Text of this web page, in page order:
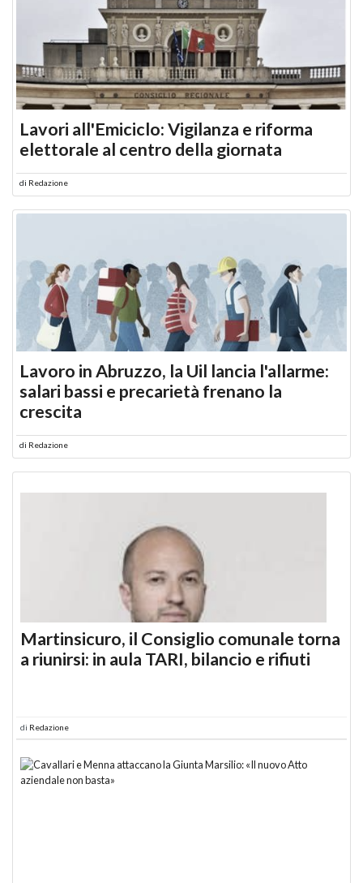
Lavori all'Emiciclo: Vigilanza e riforma
elettorale al centro della giornata
di Redazione
Lavoro in Abruzzo, la Uil lancia l'allarme:
salari bassi e precarietà frenano la
crescita
di Redazione
Martinsicuro, il Consiglio comunale torna
a riunirsi: in aula TARI, bilancio e rifiuti
di Redazione